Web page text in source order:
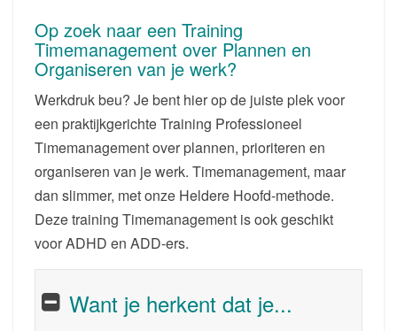
Op zoek naar een Training
Timemanagement over Plannen en
Organiseren van je werk?
Werkdruk beu? Je bent hier op de juiste plek voor
een praktijkgerichte Training Professioneel
Timemanagement over plannen, prioriteren en
organiseren van je werk. Timemanagement, maar
dan slimmer, met onze Heldere Hoofd-methode.
Deze training Timemanagement is ook geschikt
voor ADHD en ADD-ers.
Want je herkent dat je...